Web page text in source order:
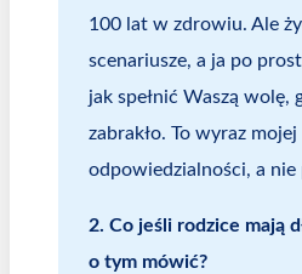
100 lat w zdrowiu. Ale
scenariusze, a ja po
jak spełnić Waszą wolę,
zabrakło. To wyraz mojej
odpowiedzialności, a nie
2. Co jeśli rodzice mają
o tym mówić?